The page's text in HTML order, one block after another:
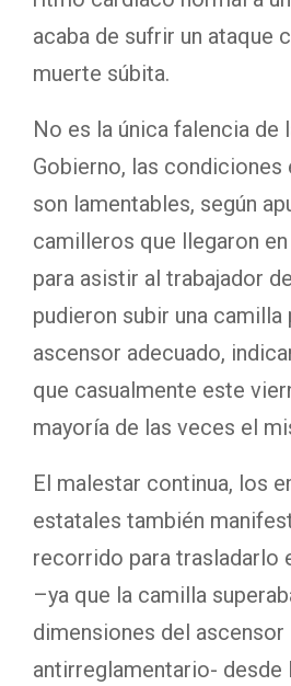
acaba de sufrir un ataque
muerte súbita.
No es la única falencia de
Gobierno, las condiciones
son lamentables, según
camilleros que llegaron
para asistir al trabajador
pudieron subir una camilla
ascensor adecuado,
que casualmente este
mayoría de las veces el
El malestar continua, los
estatales también
recorrido para trasladarlo
–ya que la camilla
dimensiones del ascensor
antirreglamentario- desde